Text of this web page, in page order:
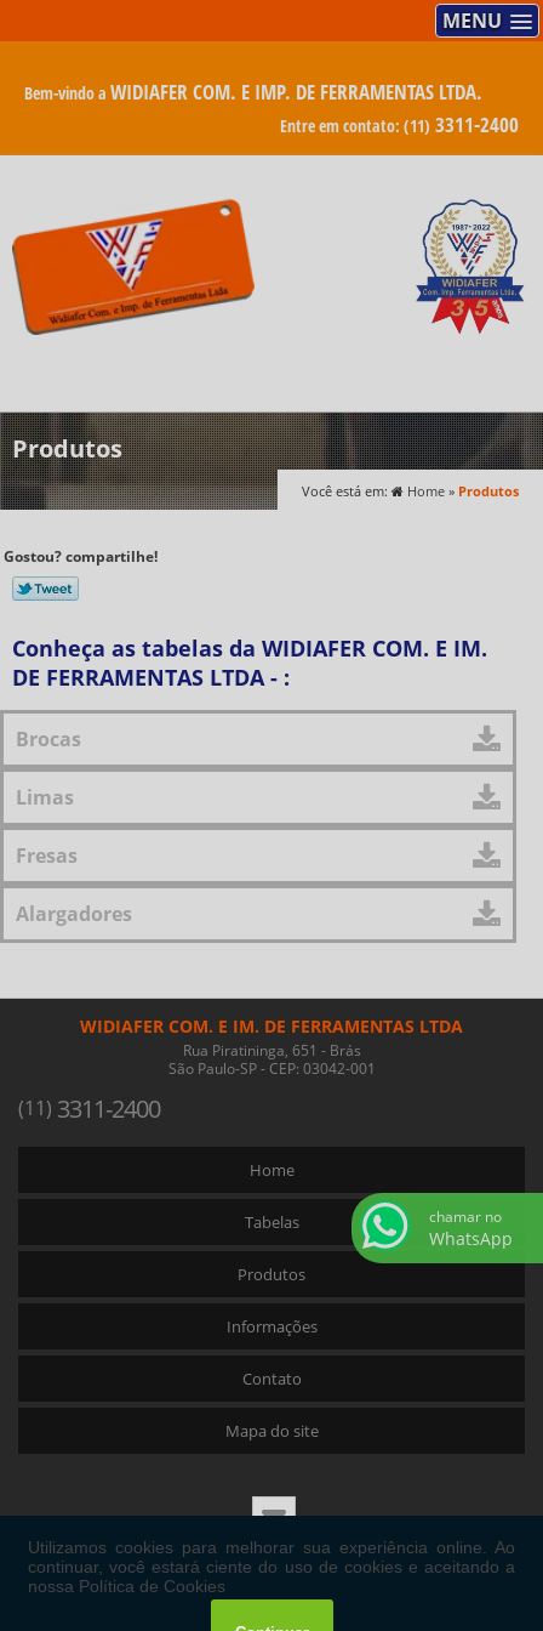
MENU
Bem-vindo a WIDIAFER COM. E IMP. DE FERRAMENTAS LTDA.
Entre em contato: (11) 3311-2400
Produtos
Você está em: Home » Produtos
Gostou? compartilhe!
Conheça as tabelas da WIDIAFER COM. E IM.
DE FERRAMENTAS LTDA - :
Brocas
Limas
Fresas
Alargadores
WIDIAFER COM. E IM. DE FERRAMENTAS LTDA
Rua Piratininga, 651 - Brás
São Paulo-SP - CEP: 03042-001
(11) 3311-2400
Home
Tabelas
Produtos
Informações
Contato
Mapa do site
Copyright © WIDIAFER COM. E IM. DE FERRAMENTAS LTDA. (Lei 9610 de 19/02/1998)
chamar no
WhatsApp